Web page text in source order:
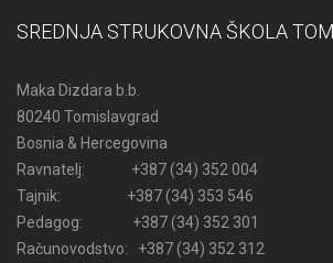
SREDNJA STRUKOVNA ŠKOLA
Maka Dizdara b.b.
80240 Tomislavgrad
Bosnia & Hercegovina
Ravnatelj: +387 (34) 352 004
Tajnik: +387 (34) 353 546
Pedagog: +387 (34) 352 301
Računovodstvo: +387 (34) 352 312